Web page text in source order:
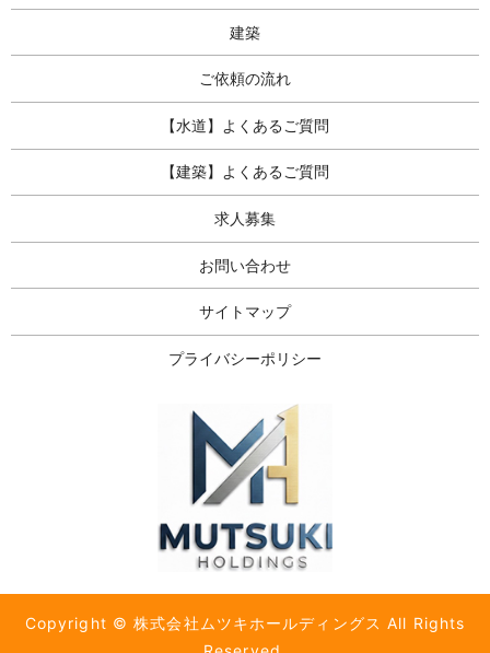
建築
ご依頼の流れ
【水道】よくあるご質問
【建築】よくあるご質問
求人募集
お問い合わせ
サイトマップ
プライバシーポリシー
Copyright © 株式会社ムツキホールディングス All Rights